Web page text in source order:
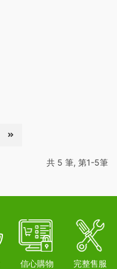
共 5 筆, 第1-5筆
信心購物 完整售服